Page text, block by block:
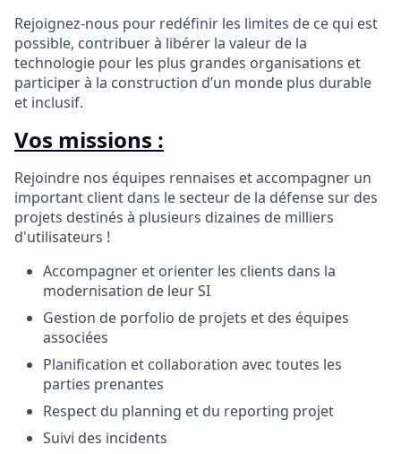
Rejoignez-nous pour redéfinir les limites de ce qui est
possible, contribuer à libérer la valeur de la
technologie pour les plus grandes organisations et
participer à la construction d’un monde plus durable
et inclusif.
Vos missions :
Rejoindre nos équipes rennaises et accompagner un
important client dans le secteur de la défense sur des
projets destinés à plusieurs dizaines de milliers
d'utilisateurs !
Accompagner et orienter les clients dans la
modernisation de leur SI
Gestion de porfolio de projets et des équipes
associées
Planification et collaboration avec toutes les
parties prenantes
Respect du planning et du reporting projet
Suivi des incidents